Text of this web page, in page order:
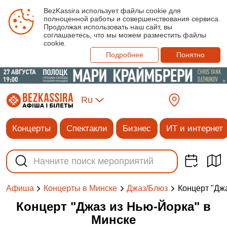
BezKassira использует файлы cookie для
полноценной работы и совершенствования сервиса.
Продолжая использовать наш сайт, вы
соглашаетесь, что мы можем разместить файлы
cookie.
Подробнее
Понятно
Ru
Концерты Спектакли Бизнес ИТ и интернет
Афиша Концерты в Минске Джаз/Блюз Концерт
Концерт "Джаз из Нью-Йорка" в
Минске